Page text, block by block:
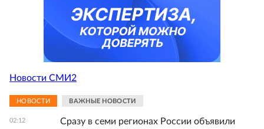
Новости СМИ2
НОВОСТИ ВАЖНЫЕ НОВОСТИ
02:12
Сразу в семи регионах России объявили